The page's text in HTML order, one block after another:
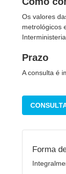
Os valores
metrológicos
Prazo
A consulta é
Forma